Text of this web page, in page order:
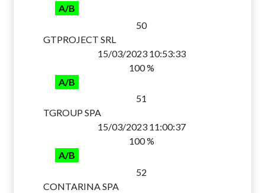
A/B
50
GTPROJECT SRL
15/03/2023 10:53:33
100 %
A/B
51
TGROUP SPA
15/03/2023 11:00:37
100 %
A/B
52
CONTARINA SPA